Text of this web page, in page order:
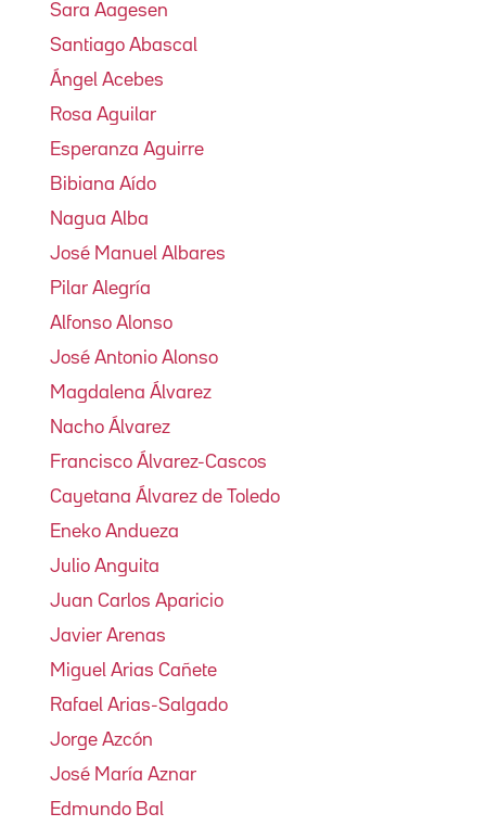
Sara Aagesen
Santiago Abascal
Ángel Acebes
Rosa Aguilar
Esperanza Aguirre
Bibiana Aído
Nagua Alba
José Manuel Albares
Pilar Alegría
Alfonso Alonso
José Antonio Alonso
Magdalena Álvarez
Nacho Álvarez
Francisco Álvarez-Cascos
Cayetana Álvarez de Toledo
Eneko Andueza
Julio Anguita
Juan Carlos Aparicio
Javier Arenas
Miguel Arias Cañete
Rafael Arias-Salgado
Jorge Azcón
José María Aznar
Edmundo Bal